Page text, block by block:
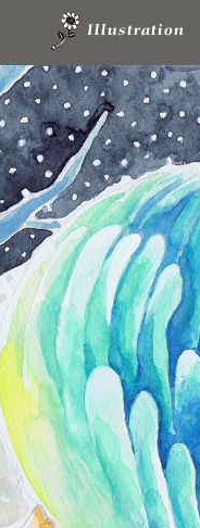
Illustration